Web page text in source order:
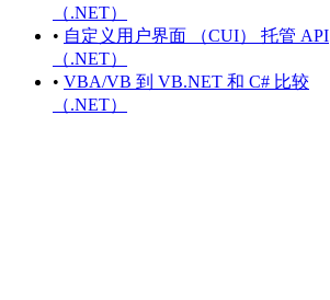
项目 （.NET）
编辑现有项目或解决方案
（.NET）
向项目添加新项
（.NET）
• 自定义用户界面 （CUI） 托管 API
（.NET）
• VBA/VB 到 VB.NET 和 C# 比较
（.NET）